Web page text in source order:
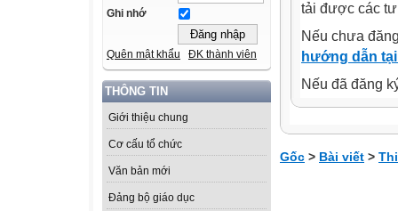
Ghi nhớ
Quên mật khẩu ĐK thành viên
THÔNG TIN
Giới thiệu chung
Cơ cấu tổ chức
Văn bản mới
Đảng bộ giáo dục
tải được các
Nếu chưa
hướng dẫn
Nếu đã đăng
Gốc > Bài viết >